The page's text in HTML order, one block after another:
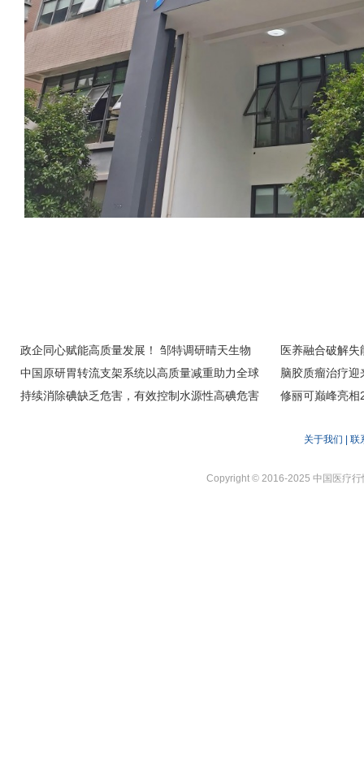
政企同心赋能高质量发展！ 邹特调研晴天生物
科技，点赞 “中国智造” 全球突围
医养融合破解
中国原研胃转流支架系统以高质量减重助力全球
肥胖防治
脑胶质瘤治疗
正式临床应用
持续消除碘缺乏危害，有效控制水源性高碘危害
修丽可巅峰亮相
关于我们 联
Copyright © 2016-2025 中国医疗